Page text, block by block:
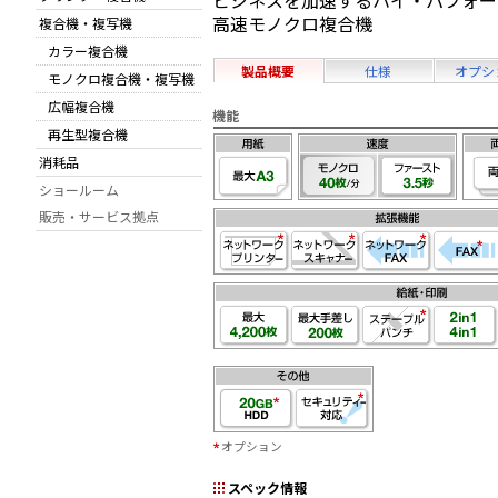
複合機・複写機
カラー複合機
モノクロ複合機・複写機
広幅複合機
再生型複合機
消耗品
ショールーム
販売・サービス拠点
高速モノクロ複合機
製品概要 仕様 オプ
機能
オプション
スペック情報